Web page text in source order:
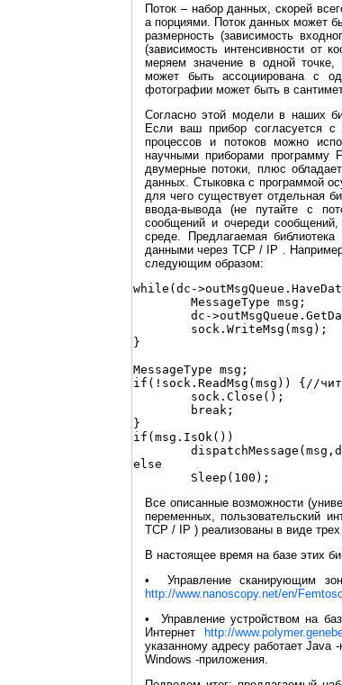
Поток – набор данных, скорей
а порциями. Поток данных может
размерность (зависимость
(зависимость интенсивности от
меряем значение в одной точке,
может быть ассоциирована с
фотографии может быть в
Согласно этой модели в наших
Если ваш прибор согласуется с
процессов и потоков можно
научными приборами программу
двумерные потоки, плюс
данных. Стыковка с программой
для чего существует отдельная
ввода-вывода (не путайте с
сообщений и очереди сообщений,
среде. Предлагаемая
данными через TCP / IP .
следующим образом:
while(dc-
}
MessageType msg;
if(!sock.ReadMsg(msg)) {//
}
if(msg.IsOk())
else
Все описанные возможности
переменных, пользовательский
TCP / IP ) реализованы в виде
В настоящее время на базе этих
• Управление сканирующим
http://www.nanoscopy.net/en/
• Управление устройством на
Интернетhttp://
указанному адресу работает Java
Windows -приложения.